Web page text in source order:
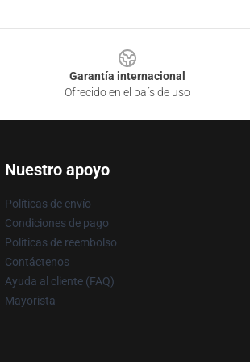
Garantía internacional
Ofrecido en el país de uso
Nuestro apoyo
Políticas de envío
Condiciones de pago
Políticas de reembolso
Contáctenos
Ayuda al cliente (FAQ)
Mayorista